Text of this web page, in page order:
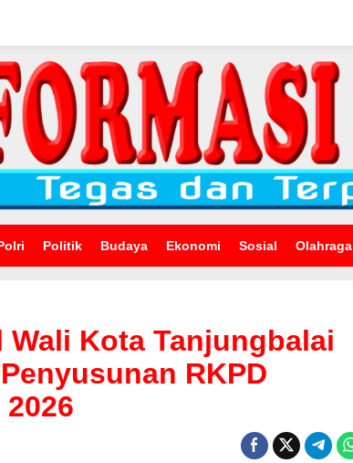
Politik Budaya Ekonomi Sosial Olahraga
Kota Tanjungbalai
RKPD